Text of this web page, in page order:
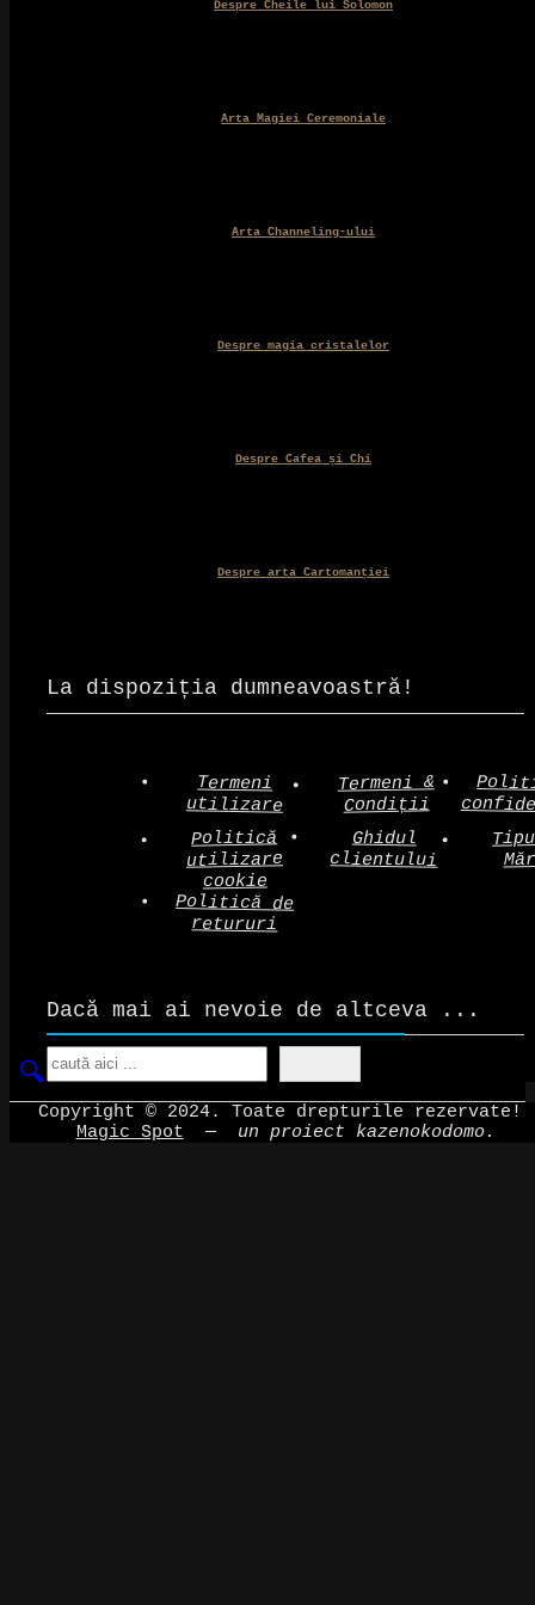
Despre Cheile lui Solomon
Arta Magiei Ceremoniale
Arta Channeling-ului
Despre magia cristalelor
Despre Cafea și Chi
Despre arta Cartomanției
La dispoziția dumneavoastră!
Termeni
utilizare
Termeni &
Condiții
Politică
utilizare
cookie
Ghidul
clientului
Politică de
retururi
Dacă mai ai nevoie de altceva ...
Copyright © 2024. Toate drepturile rezervate!
Magic Spot — un proiect kazenokodomo.